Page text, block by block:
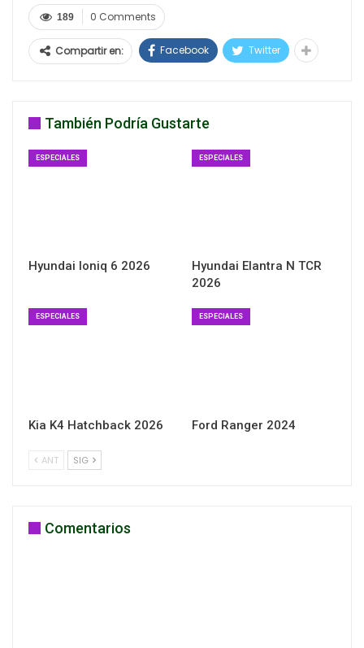
0 Comments
189
Compartir en: Facebook Twitter
También Podría Gustarte
ESPECIALES
Hyundai Ioniq 6 2026
ESPECIALES
Hyundai Elantra N TCR
2026
ESPECIALES
Kia K4 Hatchback 2026
ESPECIALES
Ford Ranger 2024
ANT SIG
Comentarios